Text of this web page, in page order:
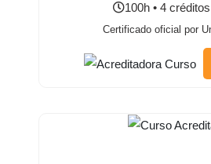
100h • 4
Certificado oficial por